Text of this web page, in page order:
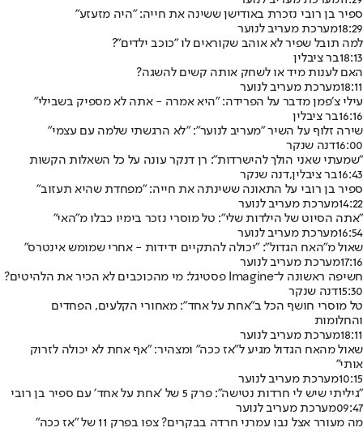
ספיר בן רובי נזכרת באודישן ששינה את חייה: ״היה מזעזע״
18:29מערכת מעריב לנוער
למה תובל שפיר לא אוהב שקוראים לו "כוכב ילדים"?
18:13בר ציבלין
האם לענות מיד או לשחק אותה קשים להשגה?
18:11מערכת מעריב לנוער
עילי צ׳פמן מדבר על הפרידה: "היא אמרה - אתה לא מספיק בשבילי"
16:16בר ציבלין
שירה זלוף על השיר ״מעריב לנוער״: "לא הרגשתי שלמה עם עצמי"
16:00דנה שנקר
״שמעתי שאני הולך להישרדות״: רן דנקר עונה על כל השאלות הקשות
16:43בר ציבלין,דנה שנקר
ספיר בן רובי על התאונה ששינתה את חייה: "מפחדת שהיא תעזוב"
14:22מערכת מעריב לנוער
״אתה הסיוט של הילדות שלי״: טל מוסרי נזכר בימיו כבלו מ״האי״
16:54מערכת מעריב לנוער
שאול מ"האח הגדול": "יכולה להתקיים ידידות - אחרי שמומש אינטרס"
17:16מערכת מעריב לנוער
חשיפה ראשונה ל־Imagine פסטיגל: מי מהכוכבים לא הכיר את הלהיטים?
15:30דנה שנקר
טל מוסרי חושף הכל ב"אחת על אחד": מאחורי הקלעים, הפחדים
והחלומות
18:11מערכת מעריב לנוער
שאול מהאח הגדול מגיע ל"אז ככה" ומצהיר: "אף אחת לא יכולה לזרוק
אותי"
10:15מערכת מעריב לנוער
״גיליתי שיש לי חרדות נטישה״: פרק 5 של ׳אחת על אחד׳ עם ספיר בן רובי
09:47מערכת מעריב לנוער
מה מעורר אצל נבו עמרני חרדה בבקרים? צפו בפרק 11 של "אז ככה"